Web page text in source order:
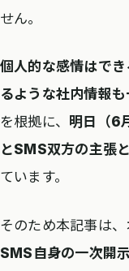
せん。
個人的な感情はで
るような社内情報
を根拠に、 明日（6
とSMS双方の主張
ています。
そのため本記事は、
SMS自身の一次開